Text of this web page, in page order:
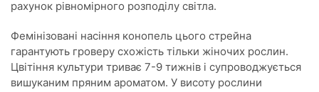
рахунок рівномірного розподілу світла.
Фемінізовані насіння конопель цього стрейна
гарантують гроверу схожість тільки жіночих рослин.
Цвітіння культури триває 7-9 тижнів і супроводжується
вишуканим пряним ароматом. У висоту рослини